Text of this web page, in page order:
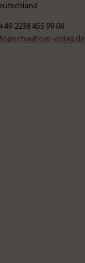
2238 455 99 04
verlag.de